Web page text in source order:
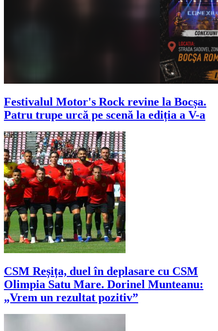
Festivalul Motor's Rock revine la Bocșa.
Patru trupe urcă pe scenă la ediția a V-a
CSM Reșița, duel în deplasare cu CSM
Olimpia Satu Mare. Dorinel Munteanu:
„Vrem un rezultat pozitiv”